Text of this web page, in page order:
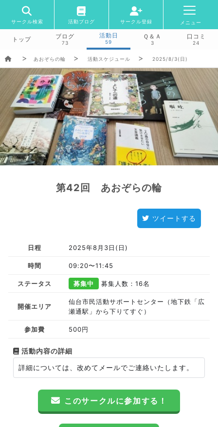
サークル検索 活動ブログ サークル登録 メニュー
トップ ブログ
73
活動日
59
Ｑ＆Ａ
3
口コミ
24
あおぞらの輪 活動スケジュール 2025/8/3(日)
第42回 あおぞらの輪
ツイートする
日程 2025年8月3日(日)
時間 09:20〜11:45
ステータス 募集中 募集人数：16名
開催エリア
仙台市民活動サポートセンター（地下鉄「広
瀬通駅」から下りてすぐ）
参加費 500円
活動内容の詳細
詳細については、改めてメールでご連絡いたします。
このサークルに参加する！